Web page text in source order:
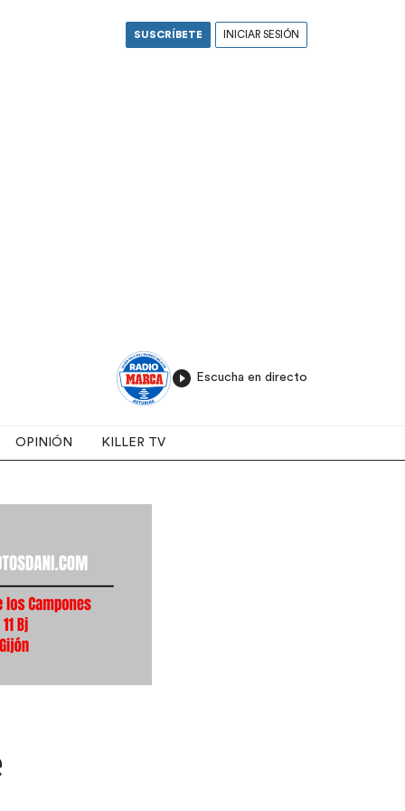
SUSCRÍBETE INICIAR SESIÓN
Escucha en directo
OPINIÓN KILLER TV